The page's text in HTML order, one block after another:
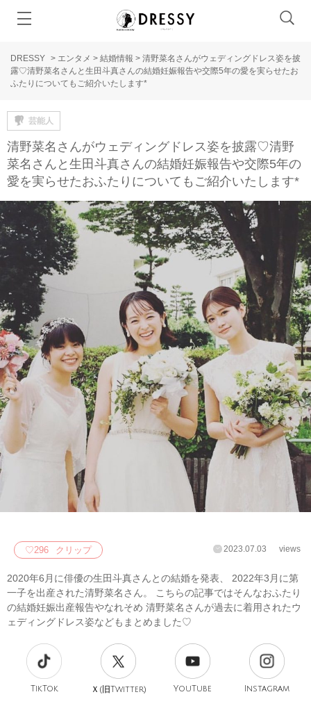
DRESSY > エンタメ > 結婚情報 > 清野菜名さんがウェディングドレス姿を披
露♡清野菜名さんと生田斗真さんの結婚妊娠報告や交際5年の愛を実らせたお
ふたりについてもご紹介いたします*
芸能人
清野菜名さんがウェディングドレス姿を披露♡清野
菜名さんと生田斗真さんの結婚妊娠報告や交際5年の
愛を実らせたおふたりについてもご紹介いたします*
♡296 クリップ 2023.07.03 views
2020年6月に俳優の生田斗真さんとの結婚を発表、 2022年3月に第
一子を出産された清野菜名さん。 こちらの記事ではそんなおふたり
の結婚妊娠出産報告やなれそめ 清野菜名さんが過去に着用されたウ
ェディングドレス姿などもまとめました♡
TikTok Ｘ(旧Twitter) YouTube Instagram